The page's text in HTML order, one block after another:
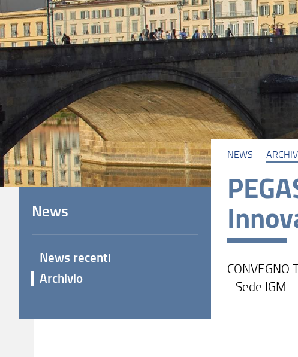
NEWS
CONVEGNO
- Sede IGM
News
News recenti
Archivio